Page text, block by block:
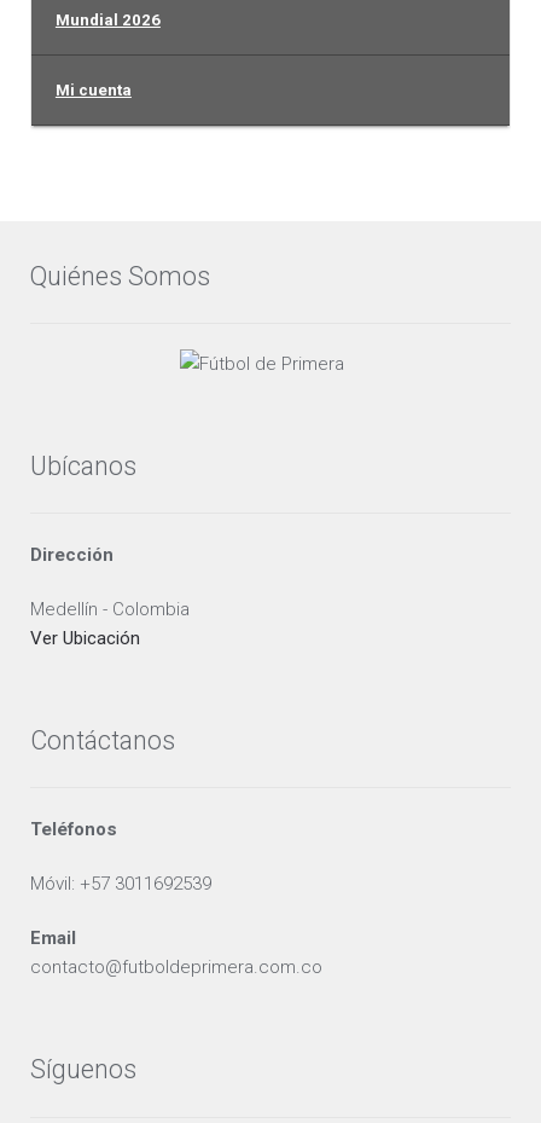
Mundial 2026
Mi cuenta
Quiénes Somos
Ubícanos
Dirección
Medellín - Colombia
Ver Ubicación
Contáctanos
Teléfonos
Móvil: +57 3011692539
Email
contacto@futboldeprimera.com.co
Síguenos